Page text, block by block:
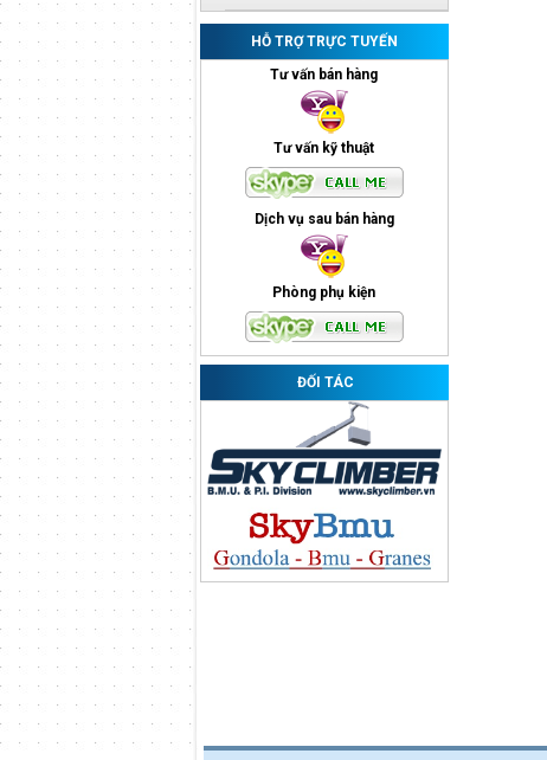
HỖ TRỢ TRỰC TUYẾN
Tư vấn bán hàng
Tư vấn kỹ thuật
Dịch vụ sau bán hàng
Phòng phụ kiện
ĐỐI TÁC